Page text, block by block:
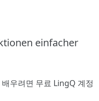
einfacher
우려면 무료 LingQ 계정